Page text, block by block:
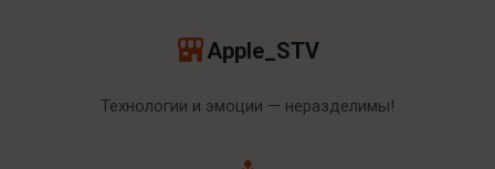
Apple_STV
Технологии и эмоции — неразделимы!